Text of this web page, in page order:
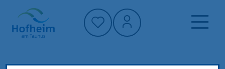
Startseite"